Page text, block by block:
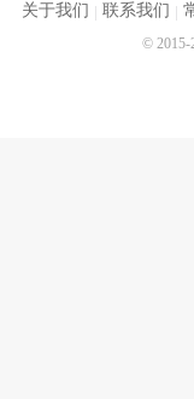
关于我们 联系我们
© 2015-